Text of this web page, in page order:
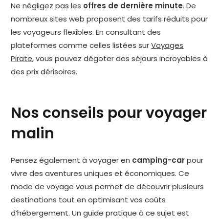
Ne négligez pas les offres de dernière minute. De
nombreux sites web proposent des tarifs réduits pour
les voyageurs flexibles. En consultant des
plateformes comme celles listées surVoyages
Pirate, vous pouvez dégoter des séjours incroyables à
des prix dérisoires.
Nos conseils pour voyager
malin
Pensez également à voyager en camping-carpour
vivre des aventures uniques et économiques. Ce
mode de voyage vous permet de découvrir plusieurs
destinations tout en optimisant vos coûts
d’hébergement. Un guide pratique à ce sujet est